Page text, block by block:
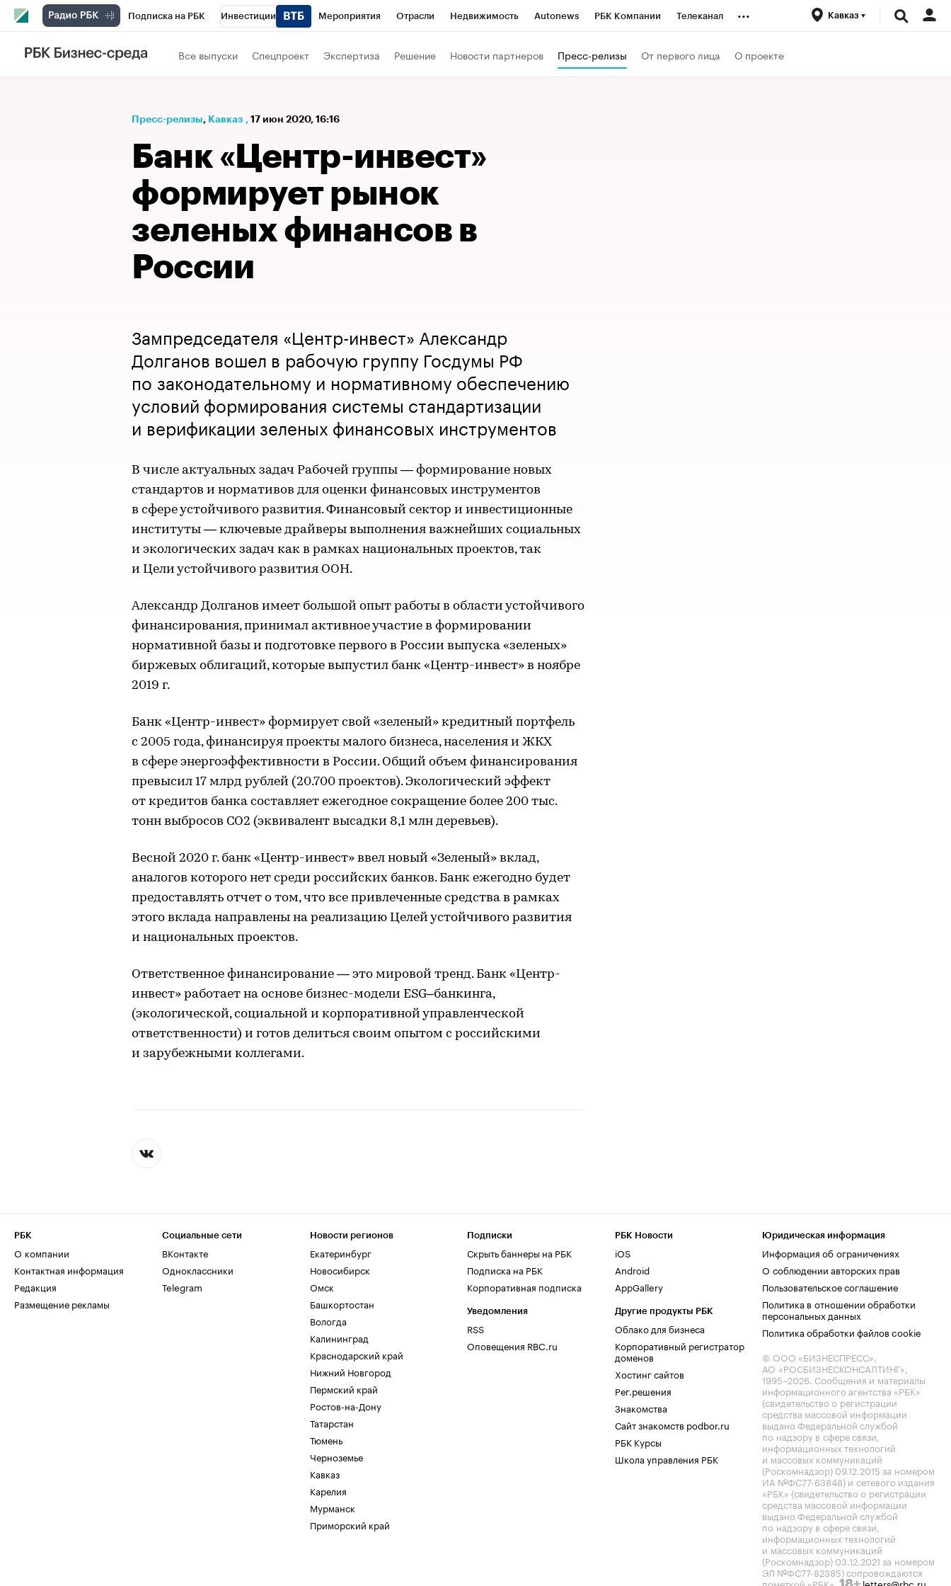
Подписка на РБК Инвестиции Мероприятия Отрасли Недвижимость Autonews РБК Компании Телеканал
РБК Вино
Проверка контрагентов Политика
... Кавказ
Все выпуски Спецпроект Экспертиза Решение Новости партнеров Пресс-релизы От первого лица О проекте
Пресс-релизы⁠, Кавказ , 17 июн 2020, 16:16
Банк «Центр-инвест»
формирует рынок
зеленых финансов в
России
Зампредседателя «Центр-инвест» Александр
Долганов вошел в рабочую группу Госдумы РФ
по законодательному и нормативному обеспечению
условий формирования системы стандартизации
и верификации зеленых финансовых инструментов
В числе актуальных задач Рабочей группы — формирование новых
стандартов и нормативов для оценки финансовых инструментов
в сфере устойчивого развития. Финансовый сектор и инвестиционные
институты — ключевые драйверы выполнения важнейших социальных
и экологических задач как в рамках национальных проектов, так
и Цели устойчивого развития ООН.
Александр Долганов имеет большой опыт работы в области устойчивого
финансирования, принимал активное участие в формировании
нормативной базы и подготовке первого в России выпуска «зеленых»
биржевых облигаций, которые выпустил банк «Центр-инвест» в ноябре
2019 г.
Банк «Центр-инвест» формирует свой «зеленый» кредитный портфель
с 2005 года, финансируя проекты малого бизнеса, населения и ЖКХ
в сфере энергоэффективности в России. Общий объем финансирования
превысил 17 млрд рублей (20.700 проектов). Экологический эффект
от кредитов банка составляет ежегодное сокращение более 200 тыс.
тонн выбросов СО2 (эквивалент высадки 8,1 млн деревьев).
Весной 2020 г. банк «Центр-инвест» ввел новый «Зеленый» вклад,
аналогов которого нет среди российских банков. Банк ежегодно будет
предоставлять отчет о том, что все привлеченные средства в рамках
этого вклада направлены на реализацию Целей устойчивого развития
и национальных проектов.
Ответственное финансирование — это мировой тренд. Банк «Центр-
инвест» работает на основе бизнес-модели ESG–банкинга,
(экологической, социальной и корпоративной управленческой
ответственности) и готов делиться своим опытом с российскими
и зарубежными коллегами.
РБК
О компании
Контактная информация
Редакция
Размещение рекламы
Социальные сети
ВКонтакте
Одноклассники
Telegram
Новости регионов
Екатеринбург
Новосибирск
Омск
Башкортостан
Вологда
Калининград
Краснодарский край
Нижний Новгород
Пермский край
Ростов-на-Дону
Татарстан
Тюмень
Черноземье
Кавказ
Карелия
Мурманск
Приморский край
Подписки
Скрыть баннеры на РБК
Подписка на РБК
Корпоративная подписка
Уведомления
RSS
Оповещения RBC.ru
РБК Новости
iOS
Android
AppGallery
Другие продукты РБК
Облако для бизнеса
Корпоративный регистратор
доменов
Хостинг сайтов
Рег.решения
Знакомства
Сайт знакомств podbor.ru
РБК Курсы
Школа управления РБК
Юридическая информация
Информация об ограничениях
О соблюдении авторских прав
Пользовательское соглашение
Политика в отношении обработки
персональных данных
Политика обработки файлов cookie
© ООО «БИЗНЕСПРЕСС»,
АО «РОСБИЗНЕСКОНСАЛТИНГ»,
1995–2026. Сообщения и материалы
информационного агентства «РБК»
(свидетельство о регистрации
средства массовой информации
выдано Федеральной службой
по надзору в сфере связи,
информационных технологий
и массовых коммуникаций
(Роскомнадзор) 09.12.2015 за номером
ИА №ФС77-63848) и сетевого издания
«РБК» (свидетельство о регистрации
средства массовой информации
выдано Федеральной службой
по надзору в сфере связи,
информационных технологий
и массовых коммуникаций
(Роскомнадзор) 03.12.2021 за номером
ЭЛ №ФС77-82385) сопровождаются
пометкой «РБК».
letters@rbc.ru